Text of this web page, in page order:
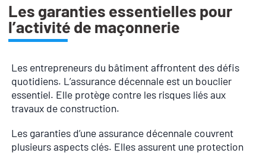
Les garanties essentielles pour
l’activité de maçonnerie
Les entrepreneurs du bâtiment affrontent des défis
quotidiens. L’assurance décennale est un bouclier
essentiel. Elle protège contre les risques liés aux
travaux de construction.
Les garanties d’une assurance décennale couvrent
plusieurs aspects clés. Elles assurent une protection